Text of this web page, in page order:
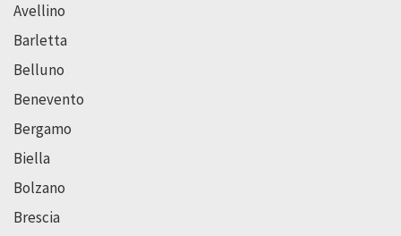
Avellino
Barletta
Belluno
Benevento
Bergamo
Biella
Bolzano
Brescia